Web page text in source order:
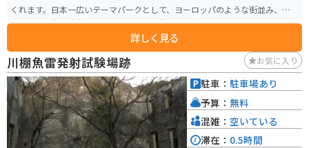
くれます。日本一広いテーマパークとして、ヨーロッパのような街並み、石
畳、運河、街と自然が調和した「美しい街」が特徴です。 一年を通してイル
ミネーションが華やかな街の中で、目いっぱい遊ぶこともゆっくりと宿泊す
ることもできます。「花と光の感動リゾート」と呼ばれ、異国体験を満喫で
きる場所です。場内にはレストラン、ショップ、アミューズメント施設、ホテ
ル、美術館などがあり、本格的なリゾートライフを満喫することができま
す。
詳しく見る
川棚魚雷発射試験場跡 お気に入り
駐車： 駐車場あり
予算： 無料
混雑： 空いている
滞在： 0.5時間